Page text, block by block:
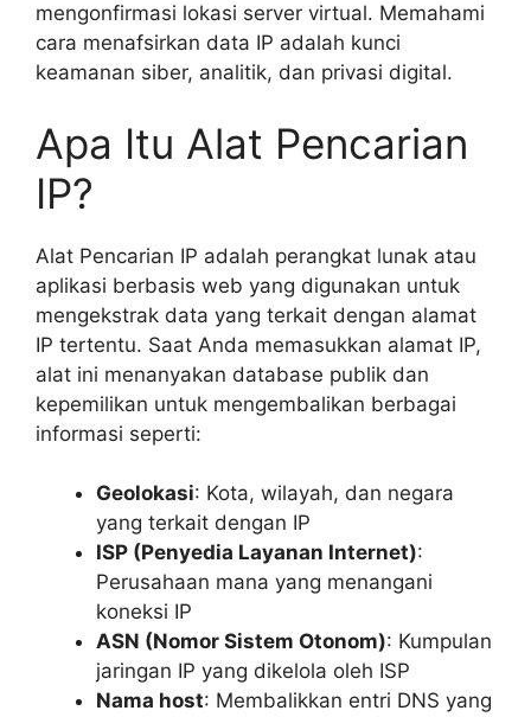
mengonfirmasi lokasi server virtual. Memahami
cara menafsirkan data IP adalah kunci
keamanan siber, analitik, dan privasi digital.
Apa Itu Alat Pencarian
IP?
Alat Pencarian IP adalah perangkat lunak atau
aplikasi berbasis web yang digunakan untuk
mengekstrak data yang terkait dengan alamat
IP tertentu. Saat Anda memasukkan alamat IP,
alat ini menanyakan database publik dan
kepemilikan untuk mengembalikan berbagai
informasi seperti:
Geolokasi: Kota, wilayah, dan negara
yang terkait dengan IP
ISP (Penyedia Layanan Internet):
Perusahaan mana yang menangani
koneksi IP
ASN (Nomor Sistem Otonom): Kumpulan
jaringan IP yang dikelola oleh ISP
Nama host: Membalikkan entri DNS yang